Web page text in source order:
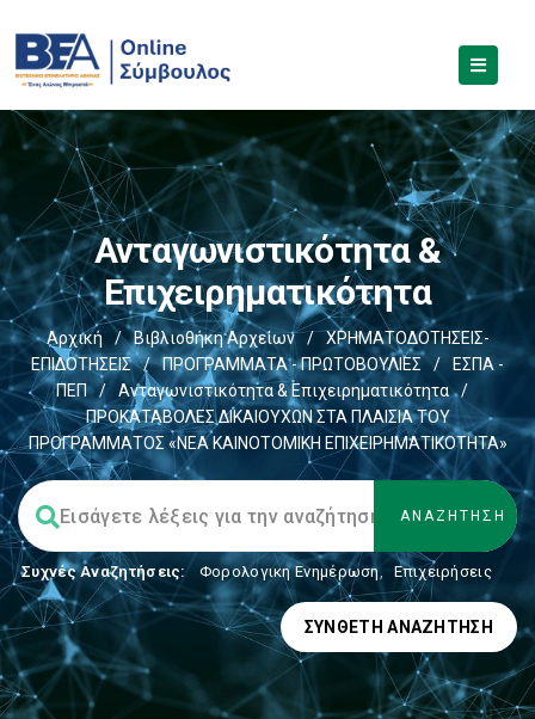
Ανταγωνιστικότητα &
Επιχειρηματικότητα
Αρχική / Βιβλιοθήκη Αρχείων /
ΧΡΗΜΑΤΟΔΟΤΗΣΕΙΣ-
ΕΠΙΔΟΤΗΣΕΙΣ
/ ΠΡΟΓΡΑΜΜΑΤΑ - ΠΡΩΤΟΒΟΥΛΙΕΣ /
ΕΣΠΑ -
ΠΕΠ
/ Ανταγωνιστικότητα & Επιχειρηματικότητα
/
ΠΡΟΚΑΤΑΒΟΛΕΣ ΔΙΚΑΙΟΥΧΩΝ ΣΤΑ ΠΛΑΙΣΙΑ ΤΟΥ
ΠΡΟΓΡΑΜΜΑΤΟΣ «ΝΕΑ ΚΑΙΝΟΤΟΜΙΚΗ ΕΠΙΧΕΙΡΗΜΑΤΙΚΟΤΗΤΑ»
Συχνές Αναζητήσεις: Φορολογικη Ενημέρωση, Επιχειρήσεις
ΣΎΝΘΕΤΗ ΑΝΑΖΉΤΗΣΗ